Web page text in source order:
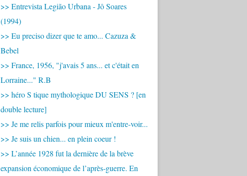
>> Entrevista Legião Urbana - Jô Soares
(1994)
>> Eu preciso dizer que te amo... Cazuza &
Bebel
>> France, 1956, "j'avais 5 ans... et c'était en
Lorraine..." R.B
>> héro S tique mythologique DU SENS ? [en
double lecture]
>> Je me relis parfois pour mieux m'entre-voir...
>> Je suis un chien... en plein coeur !
>> L’année 1928 fut la dernière de la brève
expansion économique de l’après-guerre. En